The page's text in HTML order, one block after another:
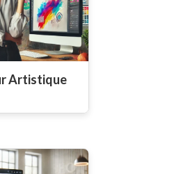
Artistique